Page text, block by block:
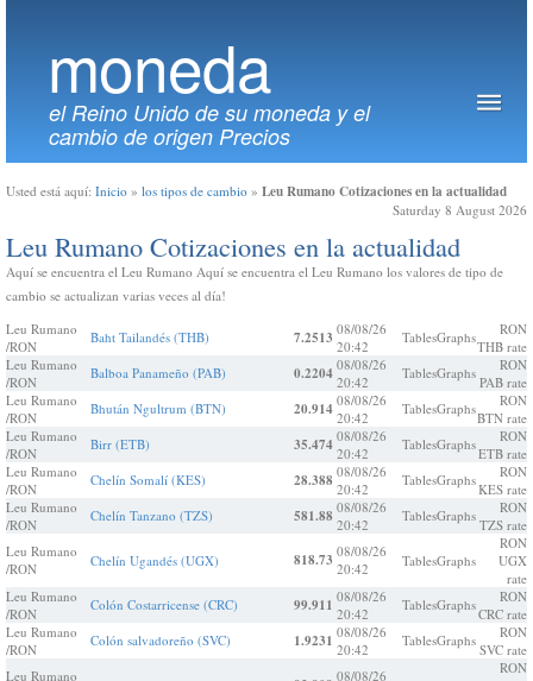
moneda
el Reino Unido de su moneda y el
cambio de origen Precios
Usted está aquí: Inicio » los tipos de cambio » Leu Rumano Cotizaciones en la actualidad
Saturday 8 August 2026
Leu Rumano Cotizaciones en la actualidad
Aquí se encuentra el Leu Rumano Aquí se encuentra el Leu Rumano los valores de tipo de
cambio se actualizan varias veces al día!
Leu Rumano
/RON
Baht Tailandés (THB) 7.2513 08/08/26
20:42
TablesGraphs
RON
THB rate
Leu Rumano
/RON
Balboa Panameño (PAB) 0.2204 08/08/26
20:42
TablesGraphs
RON
PAB rate
Leu Rumano
/RON
Bhután Ngultrum (BTN) 20.914 08/08/26
20:42
TablesGraphs
RON
BTN rate
Leu Rumano
/RON
Birr (ETB) 35.474 08/08/26
20:42
TablesGraphs
RON
ETB rate
Leu Rumano
/RON
Chelín Somalí (KES) 28.388 08/08/26
20:42
TablesGraphs
RON
KES rate
Leu Rumano
/RON
Chelín Tanzano (TZS) 581.88 08/08/26
20:42
TablesGraphs
RON
TZS rate
Leu Rumano
/RON
Chelín Ugandés (UGX) 818.73 08/08/26
20:42
TablesGraphs
RON
UGX
rate
Leu Rumano
/RON
Colón Costarricense (CRC) 99.911 08/08/26
20:42
TablesGraphs
RON
CRC rate
Leu Rumano
/RON
Colón salvadoreño (SVC) 1.9231 08/08/26
20:42
TablesGraphs
RON
SVC rate
Leu Rumano
08/08/26
RON